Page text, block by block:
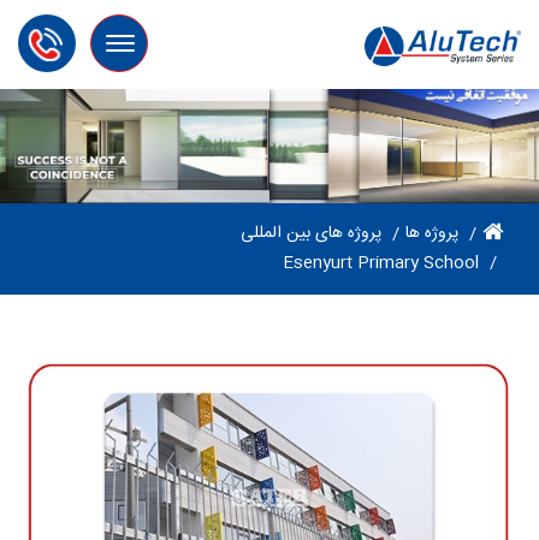
Toggle
navigation
پروژه ها
پروژه های بین المللی
Esenyurt Primary School